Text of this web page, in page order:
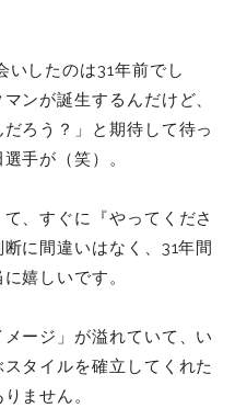
いしたのは31年前でし
ンが誕生するんだけど、
ろう？」と期待して待っ
手が（笑）。
、すぐに『やってくださ
に間違いはなく、31年間
嬉しいです。
ージ」が溢れていて、い
タイルを確立してくれた
ません。